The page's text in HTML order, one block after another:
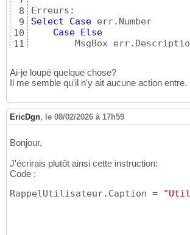
8
9
10
11
Select
Case err.Number
Case
Else
Ai-je loupé quelque chose?
Il me semble qu'il n'y ait aucune action entre.
EricDgn, le 08/02/2026 à 17h59
Bonjour,
J'écrirais plutôt ainsi cette instruction:
Code :
RappelUtilisateur.Caption =